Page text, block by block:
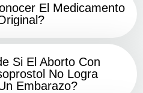
El Medicamento
Si El Aborto Con
No Logra
Embarazo?